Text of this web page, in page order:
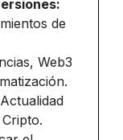
de
Web3
Actualidad